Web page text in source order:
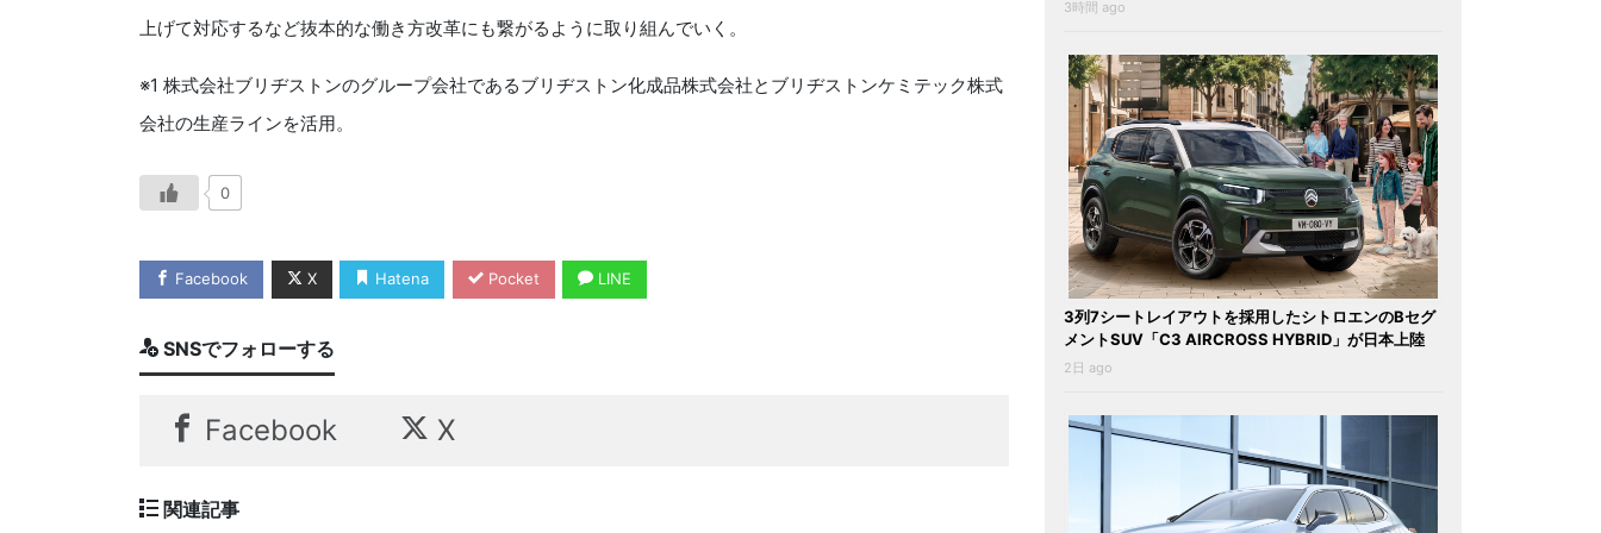
上げて対応するなど抜本的な働き方改革にも繋がるように取り組んでいく。
※1 株式会社ブリヂストンのグループ会社であるブリヂストン化成品株式会社とブリヂストンケミテック株式
会社の生産ラインを活用。
0
Facebook X Hatena Pocket LINE
SNSでフォローする
Facebook X
関連記事
3時間 ago
3列7シートレイアウトを採用したシトロエンのBセグ
メントSUV「C3 AIRCROSS HYBRID」が日本上陸
2日 ago